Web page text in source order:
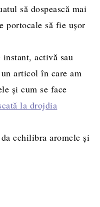
să dospească mai
portocale să fie ușor
activă sau
articol în care am
și cum se face
la drojdia
echilibra aromele și